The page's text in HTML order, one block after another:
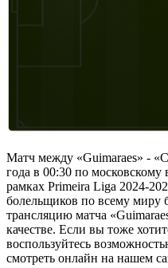
Матч между «Guimaraes» -
года в 00:30 по
рамках Primeira Liga 2024-
болельщиков по всему миру
трансляцию матча
качестве. Если вы тоже
воспользуйтесь
смотреть онлайн на нашем